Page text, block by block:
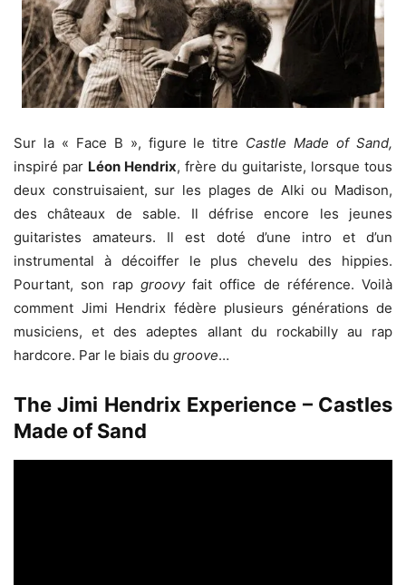
Sur la « Face B », figure le titre Castle Made of Sand,
inspiré par Léon Hendrix, frère du guitariste, lorsque tous
deux construisaient, sur les plages de Alki ou Madison,
des châteaux de sable. Il défrise encore les jeunes
guitaristes amateurs. Il est doté d’une intro et d’un
instrumental à décoiffer le plus chevelu des hippies.
Pourtant, son rap groovyfait office de référence. Voilà
comment Jimi Hendrix fédère plusieurs générations de
musiciens, et des adeptes allant du rockabilly au rap
hardcore. Par le biais du groove…
The Jimi Hendrix Experience – Castles
Made of Sand